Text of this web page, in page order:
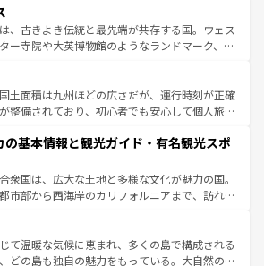
ベンダー畑など、多彩な楽しみ方が可能だ。さ
以外の地域にも魅力が溢れており、どの街角に
史と文化が息づいている。パリ以外の個性あふ
ほしい。
の国は、どこを歩いても飽きることがない。ベ
化的活気、バイエルン州のアルプスの絶景、そ
川沿いのワイン畑といった風景は必見。ビール
な人にはぜひ体験してほしい。 なお、新着の
はコンテンツ一覧を参照してほしい。
、古きよき伝統と最先端が共存する国。ウェス
ー寺院や大英博物館のようなランドマーク、歴
異なる魅力がある。また、優雅なアフタヌーン
ール好きにはたまらない英国パブ、サッカー観
場だからこそできる体験も豊富。イギリスを旅
を参照してほしい。
土面積は九州ほどの広さだが、運行時刻が正確
整備されており、初心者でも安心して個人旅行
のまま残る町や、スイスならではのユニークな
り、アルプス観光だけでなく町歩きも満喫する
る。国民の所得が高いため物価も高いが、旅行
通パス提供のサービスもあり、うまく活用すれ
情報は
の基本情報と観光ガイド・有名観光スポ
衆国は、広大な土地と多様な文化が魅力の国。
市部から西海岸のカリフォルニアまで、訪れる
大都市は、観光、ショッピング、エンターテイ
詰まった刺激的なスポットだ。一方、アメリカ
自然が広がり、グランドキャニオンやイエロー
て温暖な気候に恵まれ、多くの島で構成される
どの島も独自の魅力をもっている。大自然の神